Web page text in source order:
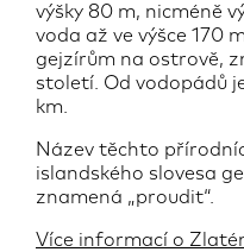
výšky 80 m, nicméně
voda až ve výšce 170
gejzírům na ostrově,
století. Od vodopádů
km.
Název těchto
islandského slovesa
znamená „proudit“.
Více informací o